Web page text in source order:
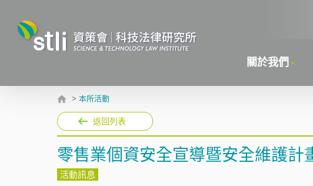
關於我們
> 本所活動
返回列表
零售業個資安全宣導暨安全維護計
活動訊息